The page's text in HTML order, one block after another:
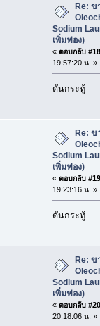
Re: ข
Sodium
เพิ่มฟอง)
« ตอบกลับ
19:57:20 น. »
ดันกระทู้
Re: ข
Sodium
เพิ่มฟอง)
« ตอบกลับ
19:23:16 น. »
ดันกระทู้
Re: ข
Sodium
เพิ่มฟอง)
« ตอบกลับ
20:18:06 น. »